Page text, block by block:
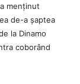
menținut
de-a șaptea
la Dinamo
coborând